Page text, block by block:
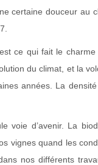
certaine douceur au
ce qui fait le
du climat, et la
années. La
voie d’avenir. La
vignes quand les
nos différents